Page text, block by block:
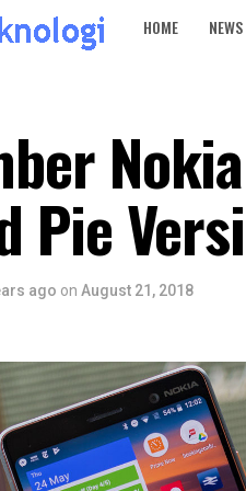
HOME NEWS
Pie
ago on August 21, 2018